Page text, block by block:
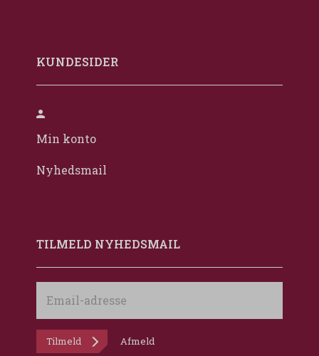
KUNDESIDER
Min konto
Nyhedsmail
TILMELD NYHEDSMAIL
adresse
Tilmeld Afmeld